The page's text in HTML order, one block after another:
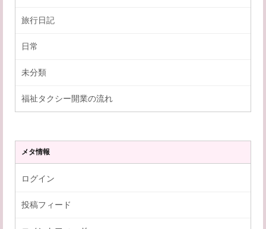
旅行日記
日常
未分類
福祉タクシー開業の流れ
メタ情報
ログイン
投稿フィード